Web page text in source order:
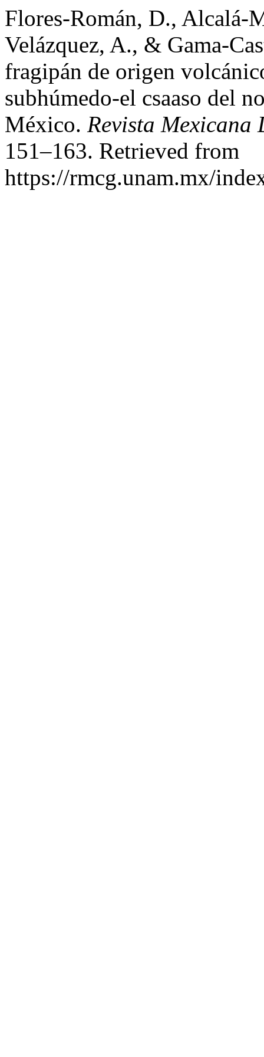
Flores-Román, D., Alcalá-
Velázquez, A., & Gama-
fragipán de origen
subhúmedo-el csaaso del
México. Revista Mexicana
151–163. Retrieved from
https://rmcg.unam.mx/